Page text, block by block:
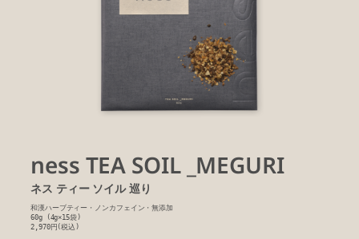
ness TEA SOIL _MEGURI
ネス ティー ソイル 巡り
和漢ハーブティー・ノンカフェイン・無添加
60g (4g×15袋)
2,970円(税込)